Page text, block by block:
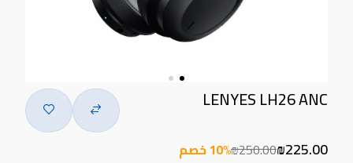
LENYES LH26 ANC
₪225.00
₪250.0010% خصم